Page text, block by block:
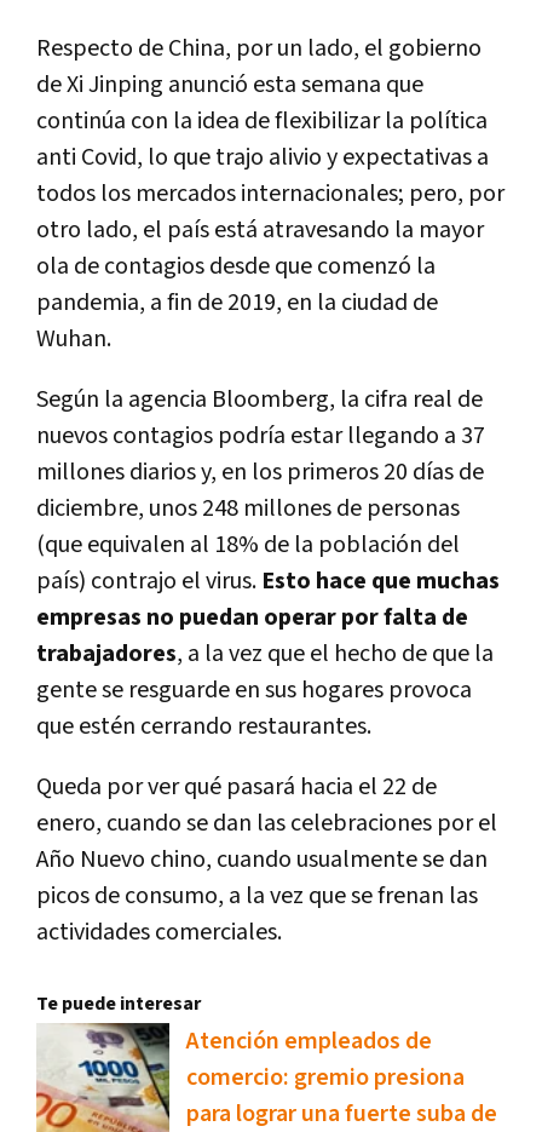
Respecto de China, por un lado, el gobierno
de Xi Jinping anunció esta semana que
continúa con la idea de flexibilizar la política
anti Covid, lo que trajo alivio y expectativas a
todos los mercados internacionales; pero, por
otro lado, el país está atravesando la mayor
ola de contagios desde que comenzó la
pandemia, a fin de 2019, en la ciudad de
Wuhan.
Según la agencia Bloomberg, la cifra real de
nuevos contagios podría estar llegando a 37
millones diarios y, en los primeros 20 días de
diciembre, unos 248 millones de personas
(que equivalen al 18% de la población del
país) contrajo el virus. Esto hace que muchas
empresas no puedan operar por falta de
trabajadores, a la vez que el hecho de que la
gente se resguarde en sus hogares provoca
que estén cerrando restaurantes.
Queda por ver qué pasará hacia el 22 de
enero, cuando se dan las celebraciones por el
Año Nuevo chino, cuando usualmente se dan
picos de consumo, a la vez que se frenan las
actividades comerciales.
Te puede interesar
Atención empleados de
comercio: gremio presiona
para lograr una fuerte suba de